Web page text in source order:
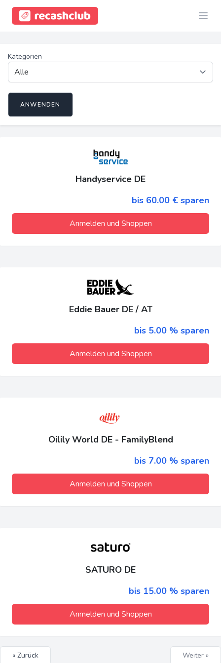
Kategorien
ANWENDEN
Handyservice DE
bis 60.00 € sparen
Anmelden und Shoppen
Eddie Bauer DE / AT
bis 5.00 % sparen
Anmelden und Shoppen
Oilily World DE - FamilyBlend
bis 7.00 % sparen
Anmelden und Shoppen
SATURO DE
bis 15.00 % sparen
Anmelden und Shoppen
« Zurück Weiter »